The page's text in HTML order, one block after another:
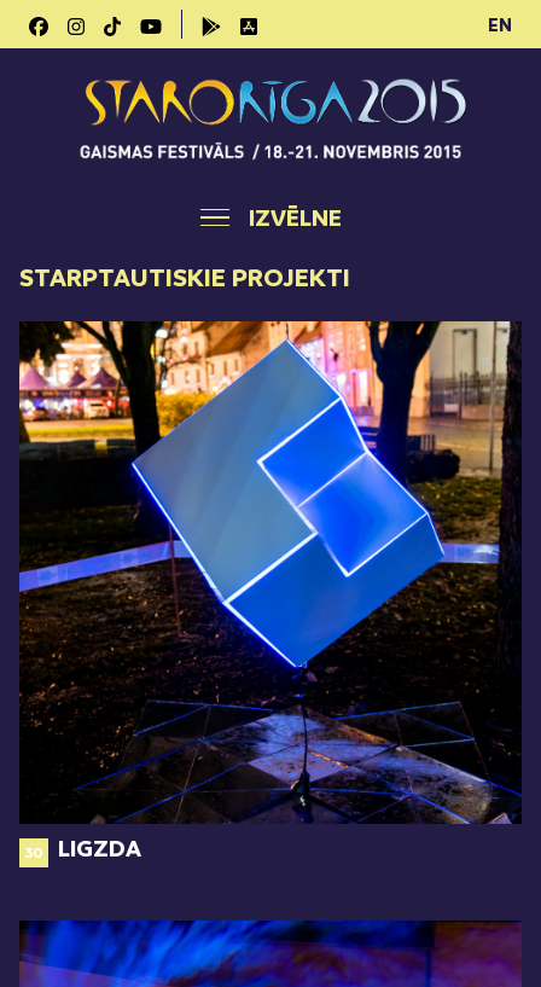
EN
IZVĒLNE
STARPTAUTISKIE PROJEKTI
30 LIGZDA